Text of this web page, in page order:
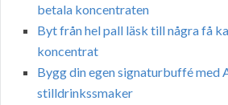
betala koncentraten
Byt från hel pall läsk till några få
koncentrat
Bygg din egen signaturbuffé med
stilldrinkssmaker